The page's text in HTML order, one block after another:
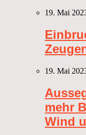
19. Mai
19. Mai
mehr
Wind